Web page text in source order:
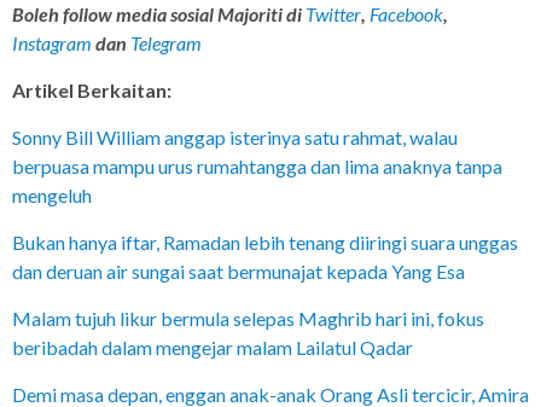
Boleh follow media sosial Majoriti di Twitter Facebook
Instagram dan Telegram
Artikel Berkaitan:
Sonny Bill William anggap isterinya satu rahmat, walau
berpuasa mampu urus rumahtangga dan lima anaknya tanpa
mengeluh
Bukan hanya iftar, Ramadan lebih tenang diiringi suara unggas
dan deruan air sungai saat bermunajat kepada Yang Esa
Malam tujuh likur bermula selepas Maghrib hari ini, fokus
beribadah dalam mengejar malam Lailatul Qadar
Demi masa depan, enggan anak-anak Orang Asli tercicir, Amira